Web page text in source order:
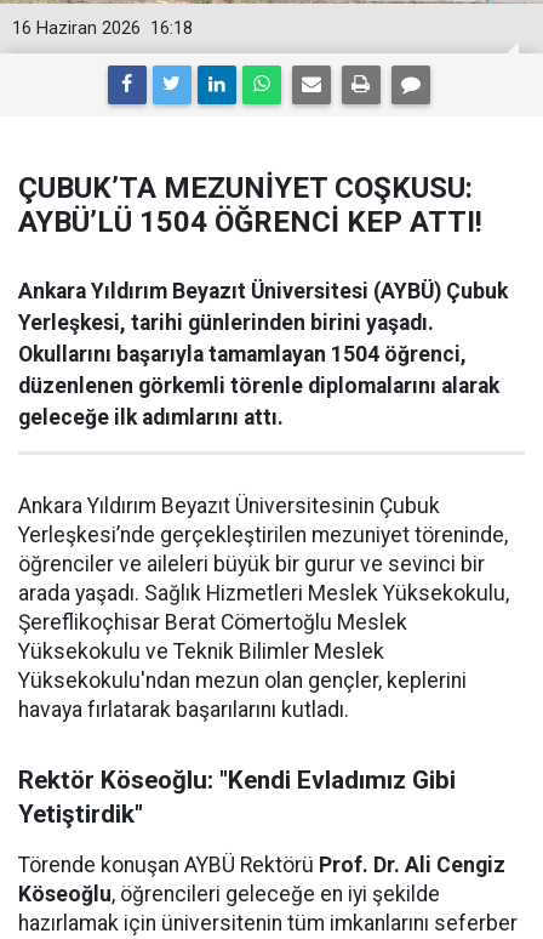
16:18
16 Haziran 2026
ÇUBUK’TA MEZUNİYET COŞKUSU:
AYBÜ’LÜ 1504 ÖĞRENCİ KEP ATTI!
Ankara Yıldırım Beyazıt Üniversitesi (AYBÜ) Çubuk
Yerleşkesi, tarihi günlerinden birini yaşadı.
Okullarını başarıyla tamamlayan 1504 öğrenci,
düzenlenen görkemli törenle diplomalarını alarak
geleceğe ilk adımlarını attı.
Ankara Yıldırım Beyazıt Üniversitesinin Çubuk
Yerleşkesi’nde gerçekleştirilen mezuniyet töreninde,
öğrenciler ve aileleri büyük bir gurur ve sevinci bir
arada yaşadı. Sağlık Hizmetleri Meslek Yüksekokulu,
Şereflikoçhisar Berat Cömertoğlu Meslek
Yüksekokulu ve Teknik Bilimler Meslek
Yüksekokulu'ndan mezun olan gençler, keplerini
havaya fırlatarak başarılarını kutladı.
Rektör Köseoğlu: "Kendi Evladımız Gibi
Yetiştirdik"
Törende konuşan AYBÜ Rektörü Prof. Dr. Ali Cengiz
Köseoğlu, öğrencileri geleceğe en iyi şekilde
hazırlamak için üniversitenin tüm imkanlarını seferber